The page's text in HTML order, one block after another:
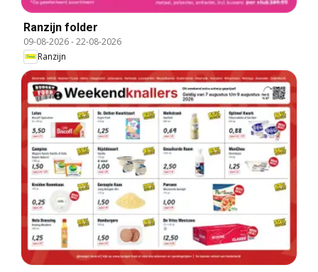
Ranzijn folder
09-08-2026-22-08-2026
Ranzijn